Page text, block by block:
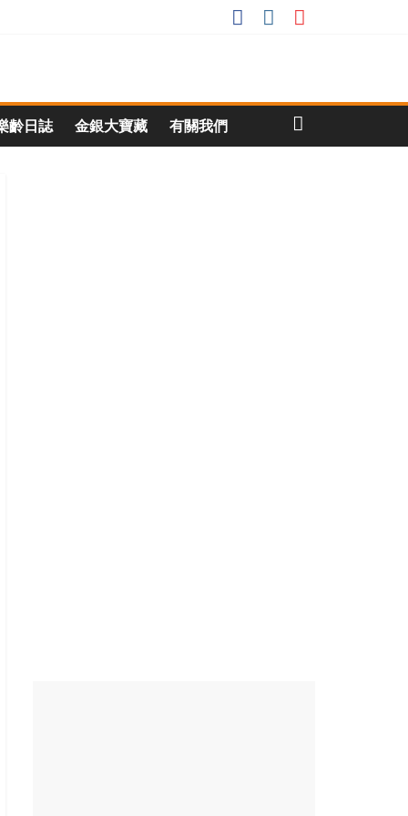
齡日誌 金銀大寶藏 有關我們